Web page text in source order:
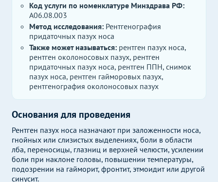
Код услуги по номенклатуре Минздрава РФ:
A06.08.003
Метод исследования: Рентгенография
придаточных пазух носа
Также может называться: рентген пазух носа,
рентген околоносовых пазух, рентген
придаточных пазух носа, рентген ППН, снимок
пазух носа, рентген гайморовых пазух,
рентгенография околоносовых пазух
Основания для проведения
Рентген пазух носа назначают при заложенности носа,
гнойных или слизистых выделениях, боли в области
лба, переносицы, глазниц и верхней челюсти, усилении
боли при наклоне головы, повышении температуры,
подозрении на гайморит, фронтит, этмоидит или другой
синусит.